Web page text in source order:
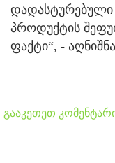
დადასტურებული
პროდუქტის
ფაქტი“, -
გააკეთეთ